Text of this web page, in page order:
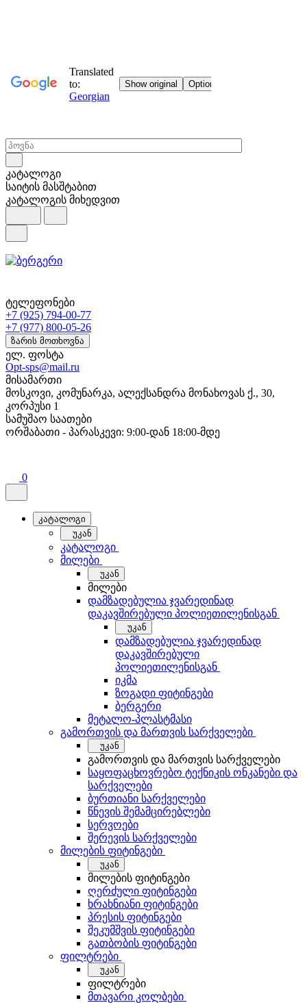
კატალოგი
საიტის მასშტაბით
კატალოგის მიხედვით
ტელეფონები
+7 (925) 794-00-77
+7 (977) 800-05-26
ზარის მოთხოვნა
ელ. ფოსტა
Opt-sps@mail.ru
მისამართი
მოსკოვი, კომუნარკა, ალექსანდრა მონახოვას ქ., 30,
კორპუსი 1
სამუშაო საათები
ორშაბათი - პარასკევი: 9:00-დან 18:00-მდე
0
კატალოგი
უკან
კატალოგი
მილები
უკან
მილები
დამზადებულია ჯვარედინად
დაკავშირებული პოლიეთილენისგან
უკან
დამზადებულია ჯვარედინად
დაკავშირებული
პოლიეთილენისგან
იკმა
ზოგადი ფიტინგები
ბერგერი
მეტალო-პლასტმასი
გამორთვის და მართვის სარქველები
უკან
გამორთვის და მართვის სარქველები
საყოფაცხოვრებო ტექნიკის ონკანები და
სარქველები
ბურთიანი სარქველები
წნევის შემამცირებლები
სერვოები
შერევის სარქველები
მილების ფიტინგები
უკან
მილების ფიტინგები
ღერძული ფიტინგები
ხრახნიანი ფიტინგები
პრესის ფიტინგები
შეკუმშვის ფიტინგები
გათბობის ფიტინგები
ფილტრები
უკან
ფილტრები
მთავარი კოლბები